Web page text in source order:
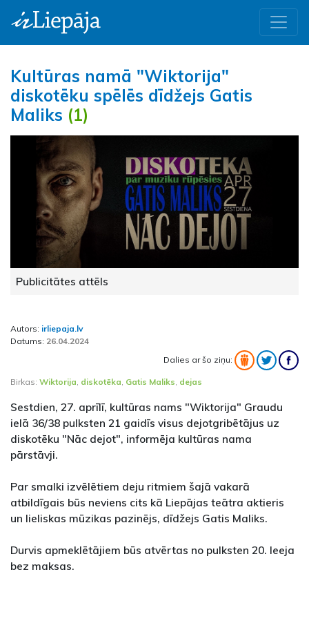
Kultūras namā "Wiktorija"
diskotēku spēlēs dīdžejs Gatis
Maliks (1)
Publicitātes attēls
Autors: irliepaja.lv
Datums: 26.04.2024
Dalies ar šo ziņu:
Birkas: Wiktorija, diskotēka, Gatis Maliks, dejas
Sestdien, 27. aprīlī, kultūras nams "Wiktorija" Graudu
ielā 36/38 pulksten 21 gaidīs visus dejotgribētājus uz
diskotēku "Nāc dejot", informēja kultūras nama
pārstāvji.
Par smalki izvēlētiem deju ritmiem šajā vakarā
atbildīgais būs neviens cits kā Liepājas teātra aktieris
un lieliskas mūzikas pazinējs, dīdžejs Gatis Maliks.
Durvis apmeklētājiem būs atvērtas no pulksten 20. Ieeja
bez maksas.